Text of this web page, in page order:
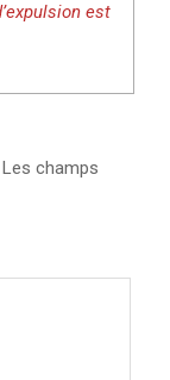
est
Les champs